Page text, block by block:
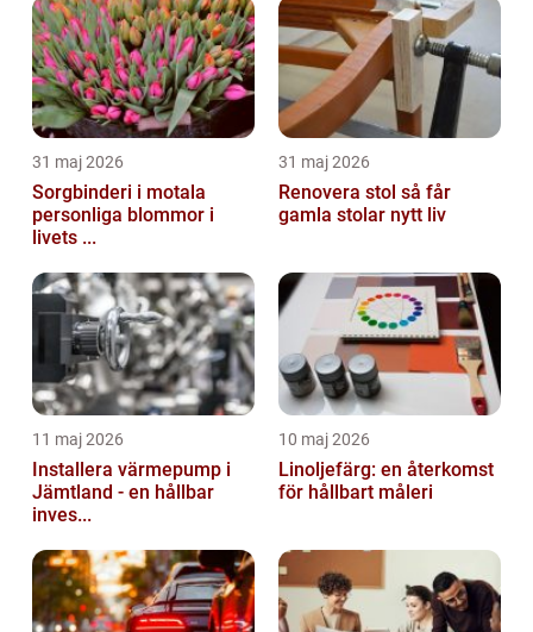
31 maj 2026
Sorgbinderi i motala
personliga blommor i
livets ...
31 maj 2026
Renovera stol så får
gamla stolar nytt liv
11 maj 2026
Installera värmepump i
Jämtland - en hållbar
inves...
10 maj 2026
Linoljefärg: en återkomst
för hållbart måleri